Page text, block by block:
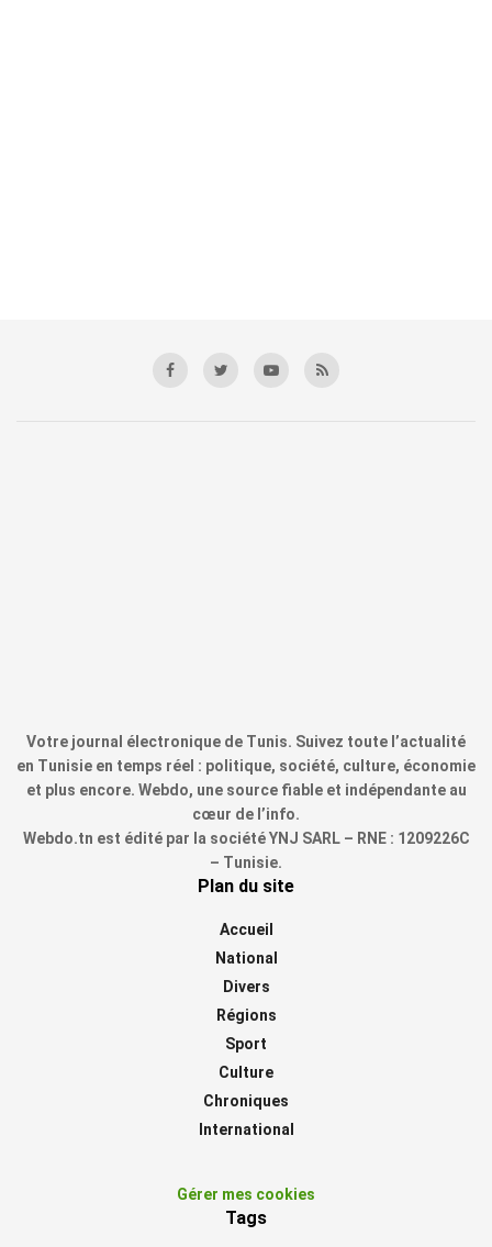
Votre journal électronique de Tunis. Suivez toute l’actualité
en Tunisie en temps réel : politique, société, culture, économie
et plus encore. Webdo, une source fiable et indépendante au
cœur de l’info.
Webdo.tn est édité par la société YNJ SARL – RNE : 1209226C
– Tunisie.
Plan du site
Accueil
National
Divers
Régions
Sport
Culture
Chroniques
International
Gérer mes cookies
Tags